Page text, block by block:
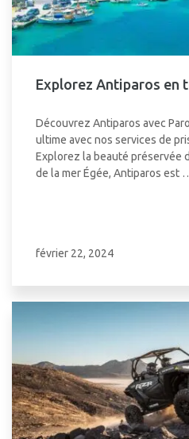
Explorez Antiparos en
Découvrez Antiparos avec
ultime avec nos services de
Explorez la beauté préservée
de la mer Égée, Antiparos est
février 22, 2024